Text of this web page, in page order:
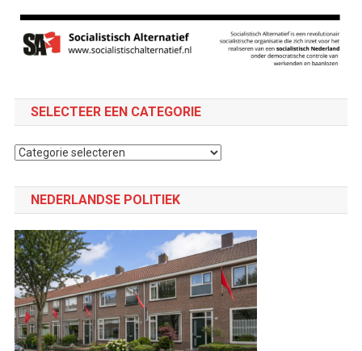
SELECTEER EEN CATEGORIE
Selecteer
NEDERLANDSE POLITIEK